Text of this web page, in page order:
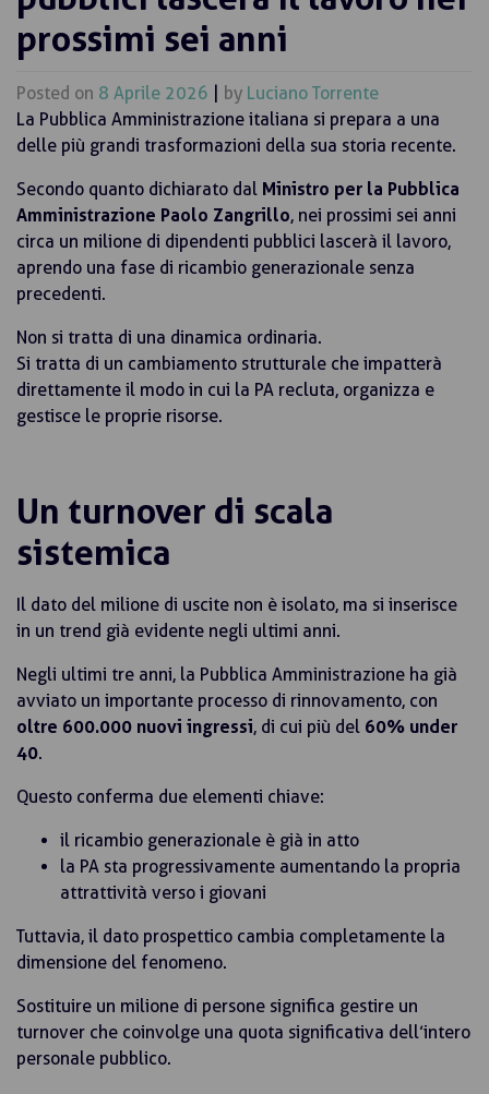
prossimi sei anni
Posted on 8 Aprile 2026 by Luciano Torrente
La Pubblica Amministrazione italiana si prepara a una
delle più grandi trasformazioni della sua storia recente.
Secondo quanto dichiarato dal Ministro per la Pubblica
Amministrazione Paolo Zangrillo, nei prossimi sei anni
circa un milione di dipendenti pubblici lascerà il lavoro,
aprendo una fase di ricambio generazionale senza
precedenti.
Non si tratta di una dinamica ordinaria.
Si tratta di un cambiamento strutturale che impatterà
direttamente il modo in cui la PA recluta, organizza e
gestisce le proprie risorse.
Un turnover di scala
sistemica
Il dato del milione di uscite non è isolato, ma si inserisce
in un trend già evidente negli ultimi anni.
Negli ultimi tre anni, la Pubblica Amministrazione ha già
avviato un importante processo di rinnovamento, con
oltre 600.000 nuovi ingressi, di cui più del 60% under
40.
Questo conferma due elementi chiave:
il ricambio generazionale è già in atto
la PA sta progressivamente aumentando la propria
attrattività verso i giovani
Tuttavia, il dato prospettico cambia completamente la
dimensione del fenomeno.
Sostituire un milione di persone significa gestire un
turnover che coinvolge una quota significativa dell’intero
personale pubblico.